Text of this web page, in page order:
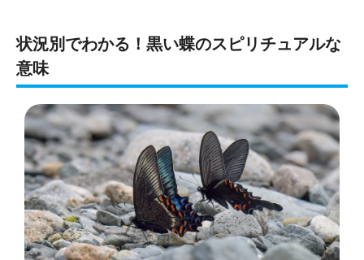
状況別でわかる！黒い蝶のスピリチュアルな
意味